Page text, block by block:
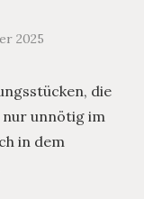
2025
die
nur unnötig im
in dem